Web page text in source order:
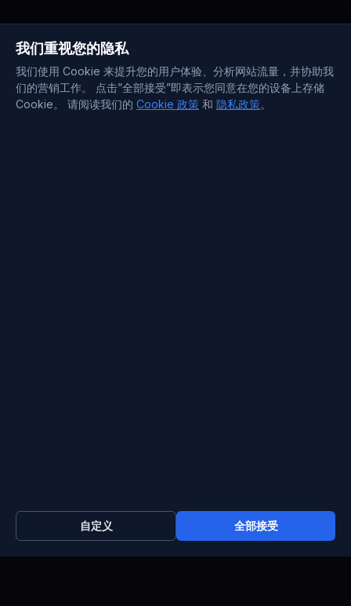
Support : +372 610 4263
Sales : +44 7488 811 581
我们重视您的隐私
我们使用 Cookie 来提升您的用户体验、分析网站流量，并协助我
们的营销工作。 点击”全部接受”即表示您同意在您的设备上存储
Cookie。 请阅读我们的 Cookie 政策 和 隐私政策。
自定义 全部接受